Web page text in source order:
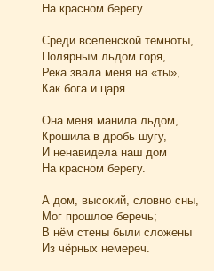
На красном берегу.
Среди вселенской темноты,
Полярным льдом горя,
Река звала меня на «ты»,
Как бога и царя.
Она меня манила льдом,
Крошила в дробь шугу,
И ненавидела наш дом
На красном берегу.
А дом, высокий, словно сны,
Мог прошлое беречь;
В нём стены были сложены
Из чёрных немереч.